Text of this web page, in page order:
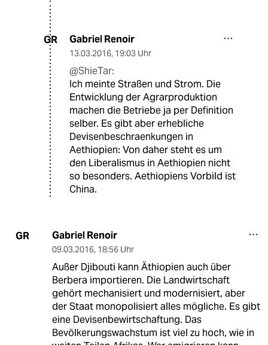
GR Gabriel Renoir
13.03.2016, 19:03 Uhr
@ShieTar:
Ich meinte Straßen und Strom. Die
Entwicklung der Agrarproduktion
machen die Betriebe ja per Definition
selber. Es gibt aber erhebliche
Devisenbeschraenkungen in
Aethiopien: Von daher steht es um
den Liberalismus in Aethiopien nicht
so besonders. Aethiopiens Vorbild ist
China.
GR Gabriel Renoir
09.03.2016, 18:56 Uhr
Außer Djibouti kann Äthiopien auch über
Berbera importieren. Die Landwirtschaft
gehört mechanisiert und modernisiert, aber
der Staat monopolisiert alles mögliche. Es gibt
eine Devisenbewirtschaftung. Das
Bevölkerungswachstum ist viel zu hoch, wie in